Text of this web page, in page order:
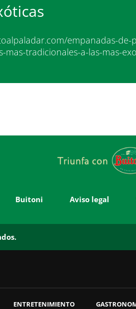
empanadas-de-
mas-tradicionales-a-las-mas-
Buitoni Aviso legal
ENTRETENIMIENTO